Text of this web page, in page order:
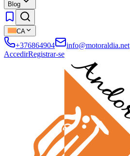
Blog
CA
+376864904
info@motoraldia.net
AccedirRegistrar-se